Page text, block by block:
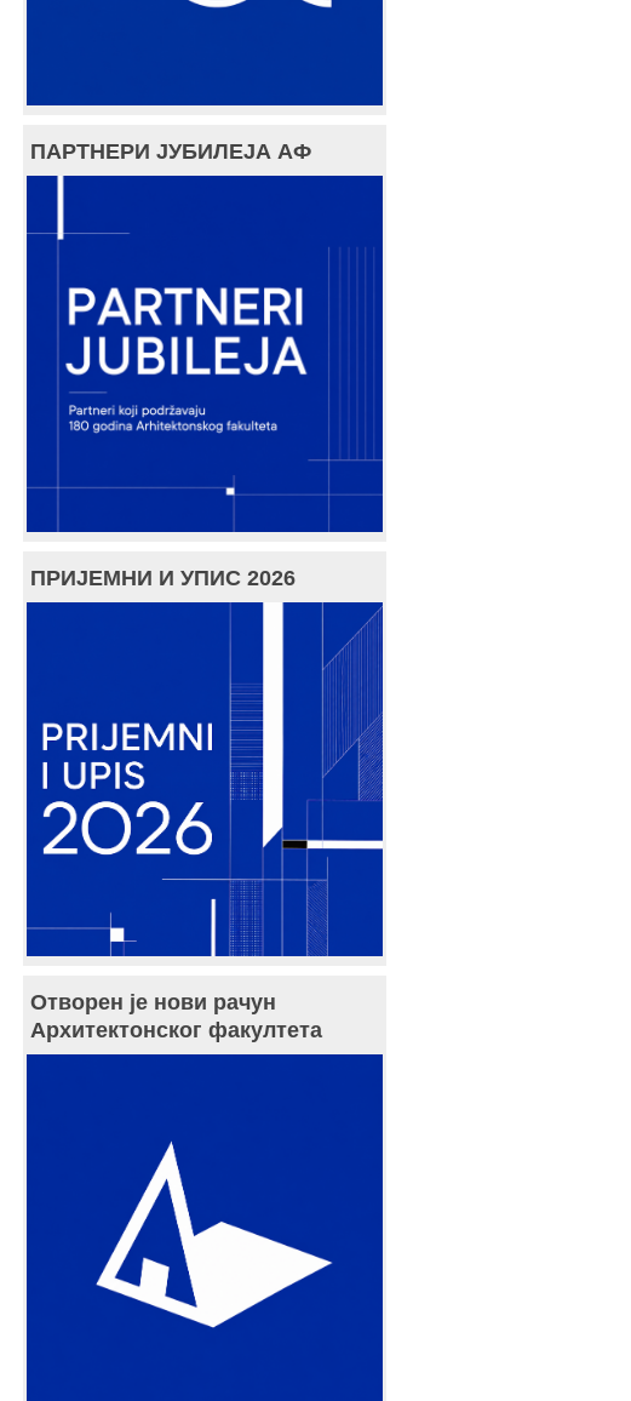
ПАРТНЕРИ ЈУБИЛЕЈА АФ
ПРИЈЕМНИ И УПИС 2026
Отворен је нови рачун
Архитектонског факултета